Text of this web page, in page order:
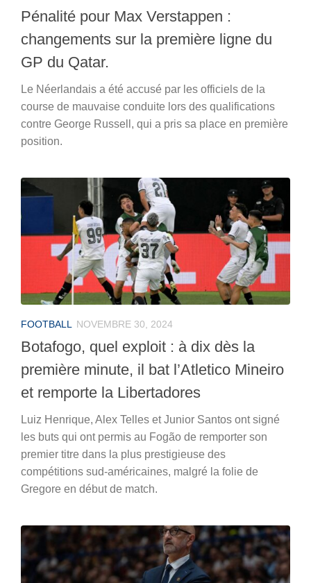
Pénalité pour Max Verstappen :
changements sur la première ligne du
GP du Qatar.
Le Néerlandais a été accusé par les officiels de la
course de mauvaise conduite lors des qualifications
contre George Russell, qui a pris sa place en première
position.
FOOTBALL NOVEMBRE 30, 2024
Botafogo, quel exploit : à dix dès la
première minute, il bat l’Atletico Mineiro
et remporte la Libertadores
Luiz Henrique, Alex Telles et Junior Santos ont signé
les buts qui ont permis au Fogão de remporter son
premier titre dans la plus prestigieuse des
compétitions sud-américaines, malgré la folie de
Gregore en début de match.